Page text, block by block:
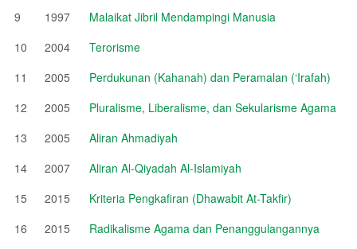
9
1997
Malaikat Jibril Mendampingi Manusia
10
2004
Terorisme
11
2005
Perdukunan (Kahanah) dan Peramalan (‘Irafah)
12
2005
Pluralisme, Liberalisme, dan Sekularisme Agama
13
2005
Aliran Ahmadiyah
14
2007
Aliran Al-Qiyadah Al-Islamiyah
15
2015
Kriteria Pengkafiran (Dhawabit At-Takfir)
16
2015
Radikalisme Agama dan Penanggulangannya